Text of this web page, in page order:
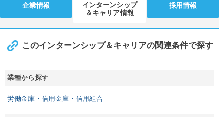
企業情報
インターンシップ
＆キャリア情報
採用情報
このインターンシップ＆キャリアの関連条件で探す
業種から探す
労働金庫・信用金庫・信用組合